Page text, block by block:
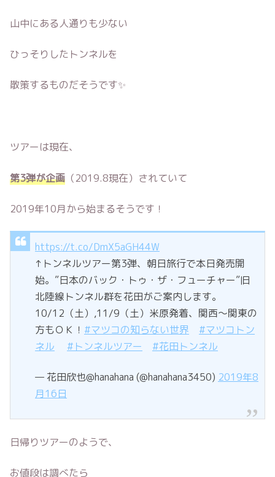
山中にある人通りも少ない
ひっそりしたトンネルを
散策するものだそうです✨
ツアーは現在、
第3弾が企画 （2019.8現在）されていて
2019年10月から始まるそうです！
https://t.co/DmX5aGH44W
↑トンネルツアー第3弾、朝日旅行で本日発売開
始。”日本のバック・トゥ・ザ・フューチャー”旧
北陸線トンネル群を花田がご案内します。
10/12（土）,11/9（土）米原発着、関西～関東の
方もＯＫ！ #マツコの知らない世界
#マツコトン
ネル
#トンネルツアー #花田トンネル
— 花田欣也@hanahana (@hanahana3450) 2019年8
月16日
日帰りツアーのようで、
お値段は調べたら